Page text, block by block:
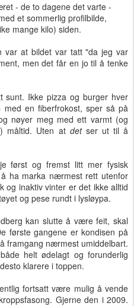
- de to dagene det varte -
et sommerlig profilbilde,
mange kilo) siden.
var at bildet var tatt "da jeg var
men det får en jo til å tenke
sunt. Ikke pizza og burger hver
en fiberfrokost, sper så på
nøyer meg med ett varmt (og
måltid. Uten at detser ut til å
først og fremst litt mer fysisk
ha marka nærmest rett utenfor
og inaktiv vinter er det ikke alltid
og pese rundt i lysløypa.
kan slutte å være feit, skal
første gangene er kondisen på
framgang nærmest umiddelbart.
helt ødelagt og forunderlig
klarere i toppen.
fortsatt være mulig å vende
Gjerne den i 2009.